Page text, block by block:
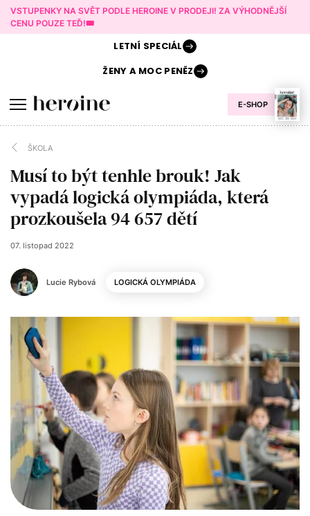
VSTUPENKY NA SVĚT PODLE HEROINE V PRODEJI! ZA VÝHODNĚJŠÍ
CENU POUZE TEĎ!🎟️
E-SHOP
LETNÍ SPECIÁL
ŽENY AMOC PENĚZ
ŠKOLA
Musí to být tenhle brouk! Jak
vypadá logická olympiáda, která
prozkoušela 94 657 dětí
Lucie Rybová
07. listopad 2022
LOGICKÁ OLYMPIÁDA